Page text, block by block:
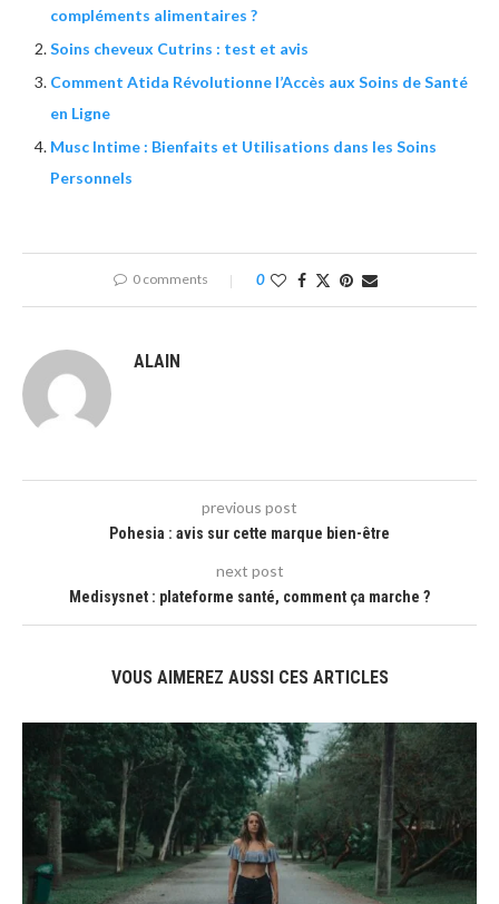
compléments alimentaires ?
Soins cheveux Cutrins : test et avis
Comment Atida Révolutionne l’Accès aux Soins de Santé
en Ligne
Musc Intime : Bienfaits et Utilisations dans les Soins
Personnels
0 comments 0
ALAIN
previous post
Pohesia : avis sur cette marque bien-être
next post
Medisysnet : plateforme santé, comment ça marche ?
VOUS AIMEREZ AUSSI CES ARTICLES